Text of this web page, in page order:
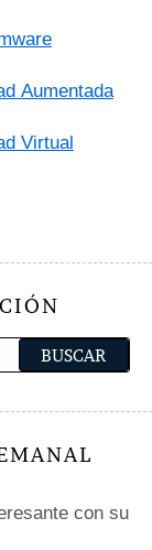
Aumentada
Virtual
con su